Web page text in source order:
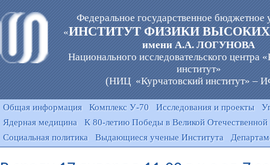
Федеральное государственное бюджетное
«ИНСТИТУТ ФИЗИКИ
имени А.А. ЛОГУНОВА
Национального исследовательского центра
институт»
(НИЦ «Курчатовский институт» –
Общая информация Комплекс У-70 Исследования и проекты
Ядерная медицина
К 80-летию Победы в Великой Отечественной
Социальная политика
Выдающиеся ученые Института